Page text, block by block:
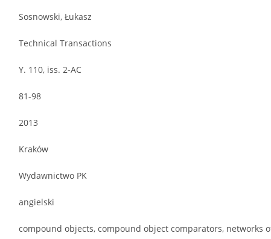
Sosnowski, Łukasz
Technical Transactions
Y. 110, iss. 2-AC
81-98
2013
Kraków
Wydawnictwo PK
angielski
compound objects, compound object comparators, networks